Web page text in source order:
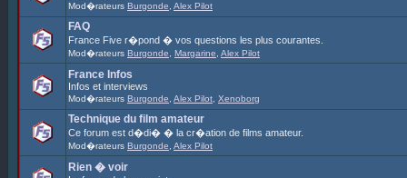
Mod�rateurs Burgonde Alex Pilot
FAQ
France Five r�pond � vos questions les plus courantes.
Mod�rateurs Burgonde Margarine Alex Pilot
France Infos
Infos et interviews
Mod�rateurs Burgonde Alex Pilot Xenoborg
Technique du film amateur
Ce forum est d�di� � la cr�ation de films amateur.
Mod�rateurs Burgonde Alex Pilot
Rien � voir